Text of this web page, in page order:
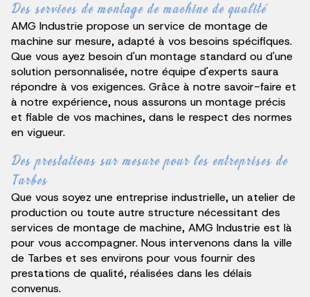
Des services de montage de machine de qualité
AMG Industrie propose un service de montage de
machine sur mesure, adapté à vos besoins spécifiques.
Que vous ayez besoin d'un montage standard ou d'une
solution personnalisée, notre équipe d'experts saura
répondre à vos exigences. Grâce à notre savoir-faire et
à notre expérience, nous assurons un montage précis
et fiable de vos machines, dans le respect des normes
en vigueur.
Des prestations sur mesure pour les entreprises de
Tarbes
Que vous soyez une entreprise industrielle, un atelier de
production ou toute autre structure nécessitant des
services de montage de machine, AMG Industrie est là
pour vous accompagner. Nous intervenons dans la ville
de Tarbes et ses environs pour vous fournir des
prestations de qualité, réalisées dans les délais
convenus.